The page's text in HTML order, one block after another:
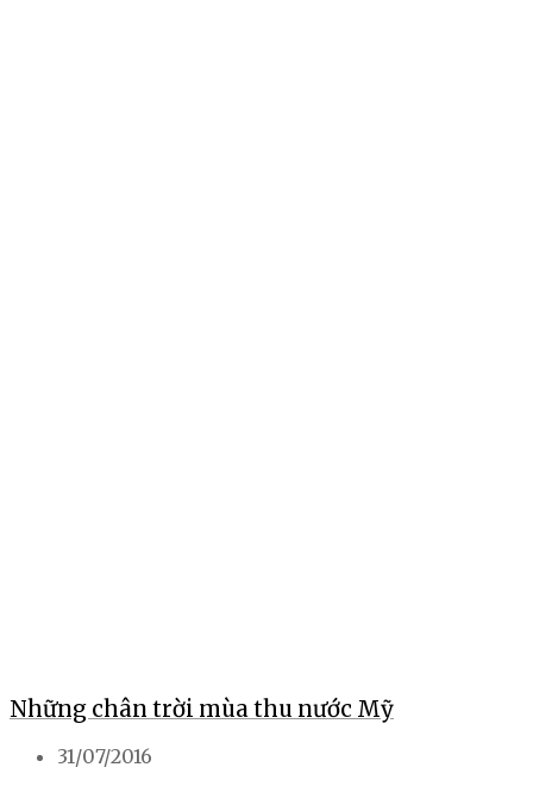
Những chân trời mùa thu nước Mỹ
31/07/2016